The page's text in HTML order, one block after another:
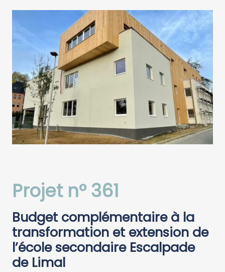
Projet n° 361
Budget complémentaire à la
transformation et extension de
l’école secondaire Escalpade
de Limal